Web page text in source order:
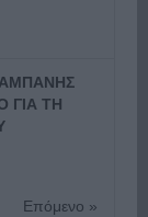
ΓΙΑ ΤΗ
Επόμενο »